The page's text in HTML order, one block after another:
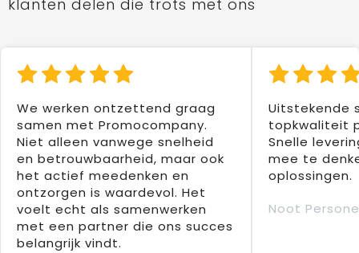
klanten delen die trots met ons
We werken ontzettend graag
samen met Promocompany.
Niet alleen vanwege snelheid
en betrouwbaarheid, maar ook
het actief meedenken en
ontzorgen is waardevol. Het
voelt echt als samenwerken
met een partner die ons succes
belangrijk vindt.
Uitstekende
topkwaliteit
Snelle
mee te
oplossingen.
Noot